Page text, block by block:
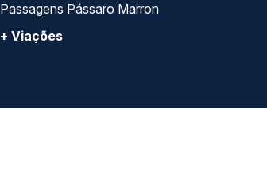
Passagens Pássaro Marron
+ Viações